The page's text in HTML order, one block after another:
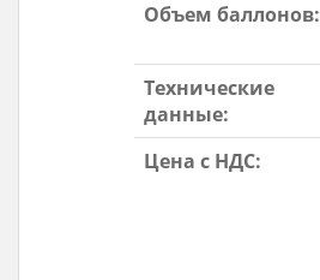
Объем баллонов:
Технические
данные:
Цена с НДС: